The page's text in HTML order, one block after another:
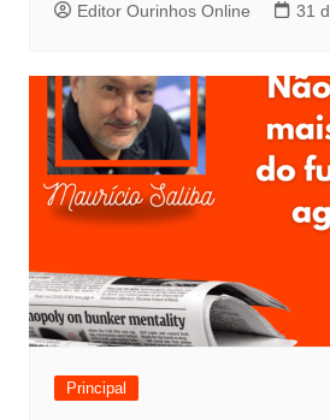
Editor Ourinhos Online 31
Principal